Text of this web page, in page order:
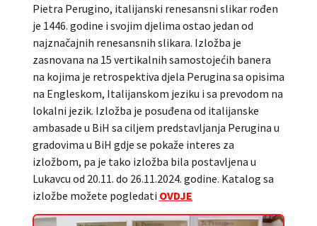
Pietra Perugino, italijanski renesansni slikar rođen
je 1446. godine i svojim djelima ostao jedan od
najznačajnih renesansnih slikara. Izložba je
zasnovana na 15 vertikalnih samostojećih banera
na kojima je retrospektiva djela Perugina sa opisima
na Engleskom, Italijanskom jeziku i sa prevodom na
lokalni jezik. Izložba je posuđena od italijanske
ambasade u BiH sa ciljem predstavljanja Perugina u
gradovima u BiH gdje se pokaže interes za
izložbom, pa je tako izložba bila postavljena u
Lukavcu od 20.11. do 26.11.2024. godine. Katalog sa
izložbe možete pogledati OVDJE